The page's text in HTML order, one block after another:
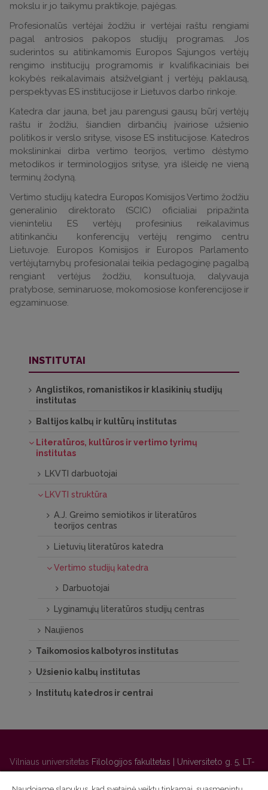
mokslu ir jo taikymu praktikoje, pajėgas.
Profesionalūs vertėjai žodžiu ir vertėjai raštu rengiami
pagal antrosios pakopos studijų programas. Jos
suderintos su atitinkamomis Europos Sąjungos vertėjų
rengimo institucijų programomis ir kvalifikaciniais bei
kokybės reikalavimais atsižvelgiant į vertėjų paklausą,
perspektyvas ES institucijose ir Lietuvos darbo rinkoje.
Katedra dar jauna, bet jau parengusi gausų būrį vertėjų
raštu ir žodžiu, šiandien dirbančių įvairiose užsienio
politikos ir verslo srityse, visose ES institucijose. Katedros
mokslininkai dirba vertimo teorijos, vertimo dėstymo
metodikos ir terminologijos srityse, yra išleidę ne vieną
terminų žodyną.
Vertimo studijų katedra Europos Komisijos Vertimo žodžiu
generalinio direktorato (SCIC) oficialiai pripažinta
vieninteliu ES vertėjų profesinius reikalavimus
atitinkančiu konferencijų vertėjų rengimo centru
Lietuvoje. Europos Komisijos ir Europos Parlamento
vertėjųtarnybų profesionalai teikia pedagoginę pagalbą
rengiant vertėjus žodžiu, konsultuoja, dalyvauja
pratybose, seminaruose, mokomosiose konferencijose ir
egzaminuose.
INSTITUTAI
Anglistikos, romanistikos ir klasikinių studijų
institutas
Baltijos kalbų ir kultūrų institutas
Literatūros, kultūros ir vertimo tyrimų
institutas
LKVTI darbuotojai
LKVTI struktūra
A.J. Greimo semiotikos ir literatūros
teorijos centras
Lietuvių literatūros katedra
Vertimo studijų katedra
Darbuotojai
Lyginamųjų literatūros studijų centras
Naujienos
Taikomosios kalbotyros institutas
Užsienio kalbų institutas
Institutų katedros ir centrai
Vilniaus universitetas Filologijos fakultetas | Universiteto g. 5, LT-
01131 Vilnius